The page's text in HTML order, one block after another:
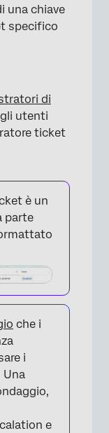
una chiave
specifico
di
utenti
ticket
è un
parte
che i
i
Una
e